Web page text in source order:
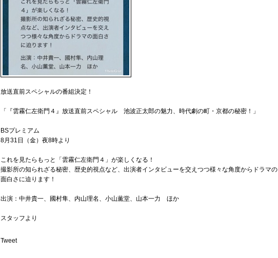
放送直前スペシャルの番組決定！
「『雲霧仁左衛門４』放送直前スペシャル 池波正太郎の魅力、時代劇の町・京都の秘密！」
BSプレミアム
8月31日（金）夜8時より
これを見たらもっと「雲霧仁左衛門４」が楽しくなる！
撮影所の知られざる秘密、歴史的視点など、出演者インタビューを交えつつ様々な角度からドラマの
面白さに迫ります！
出演：中井貴一、國村隼、内山理名、小山薫堂、山本一力 ほか
スタッフより
Tweet